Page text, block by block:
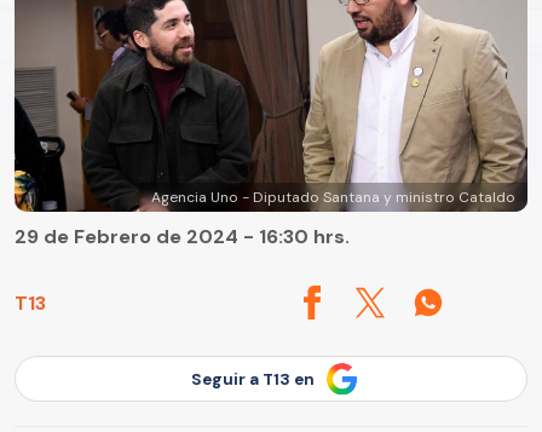
Agencia Uno - Diputado Santana y ministro Cataldo
T13
29 de Febrero de 2024 - 16:30 hrs.
Seguir a T13 en